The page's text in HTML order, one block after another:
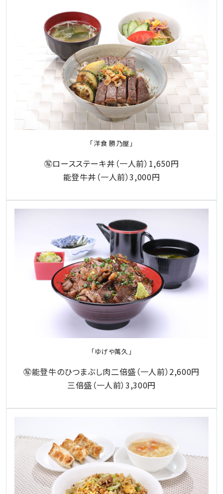
「洋食 勝乃屋」
㊢ロースステーキ丼（一人前）1,650円
能登牛丼（一人前）3,000円
「ゆげや萬久」
㊢能登牛のひつまぶし肉二倍盛（一人前）2,600円
三倍盛（一人前）3,300円